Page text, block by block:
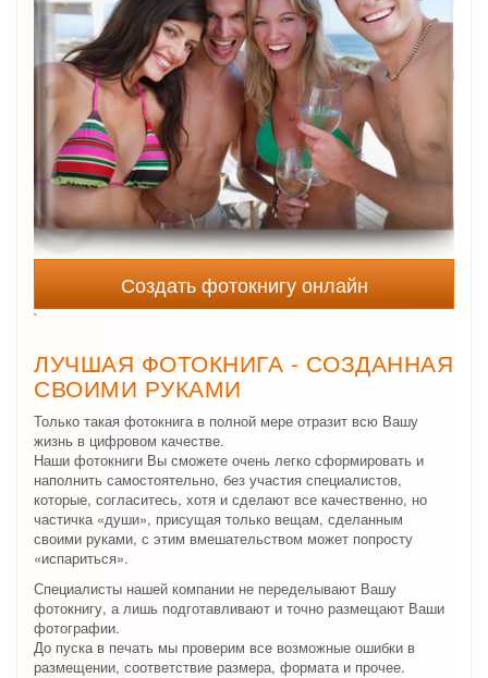
Создать фотокнигу онлайн
`
ЛУЧШАЯ ФОТОКНИГА - СОЗДАННАЯ
СВОИМИ РУКАМИ
Только такая фотокнига в полной мере отразит всю Вашу
жизнь в цифровом качестве.
Наши фотокниги Вы сможете очень легко сформировать и
наполнить самостоятельно, без участия специалистов,
которые, согласитесь, хотя и сделают все качественно, но
частичка «души», присущая только вещам, сделанным
своими руками, с этим вмешательством может попросту
«испариться».
Специалисты нашей компании не переделывают Вашу
фотокнигу, а лишь подготавливают и точно размещают Ваши
фотографии.
До пуска в печать мы проверим все возможные ошибки в
размещении, соответствие размера, формата и прочее.